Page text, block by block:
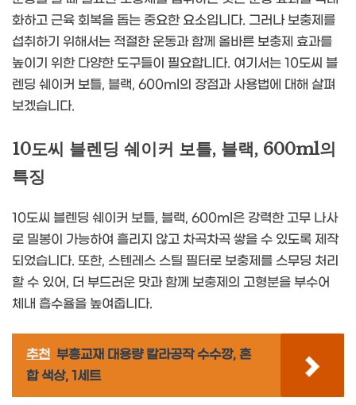
화하고 근육 회복을 돕는 중요한 요소입니다. 그러나 보충제를
섭취하기 위해서는 적절한 운동과 함께 올바른 보충제 효과를
높이기 위한 다양한 도구들이 필요합니다. 여기서는 10도씨 블
렌딩 쉐이커 보틀, 블랙, 600ml의 장점과 사용법에 대해 살펴
보겠습니다.
10도씨 블렌딩 쉐이커 보틀, 블랙, 600ml의
특징
10도씨 블렌딩 쉐이커 보틀, 블랙, 600ml은 강력한 고무 나사
로 밀봉이 가능하여 흘리지 않고 차곡차곡 쌓을 수 있도록 제작
되었습니다. 또한, 스텐레스 스틸 필터로 보충제를 스무딩 처리
할 수 있어, 더 부드러운 맛과 함께 보충제의 고형분을 부수어
체내 흡수율을 높여줍니다.
추천 부흥교재 대용량 칼라공작 수수깡, 혼
합 색상, 1세트